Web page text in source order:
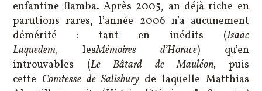
enfantine flamba. Après 2005, an déjà riche en
parutions rares, l’année 2006 n’a aucunement
démérité : tant en inédits (Isaac
Laquedem, lesMémoires d’Horace) qu’en
introuvables (Le Bâtard de Mauléon, puis
cette Comtesse de Salisburyde laquelle Matthias